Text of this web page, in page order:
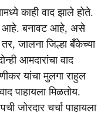
काही वाद झाले होते.
आहे. बनावट आहे, असे
जालना जिल्हा बँकेच्या
आमदारांचा वाद
यांचा मुलगा राहुल
पाहायला मिळतोय.
जोरदार चर्चा पाहायला